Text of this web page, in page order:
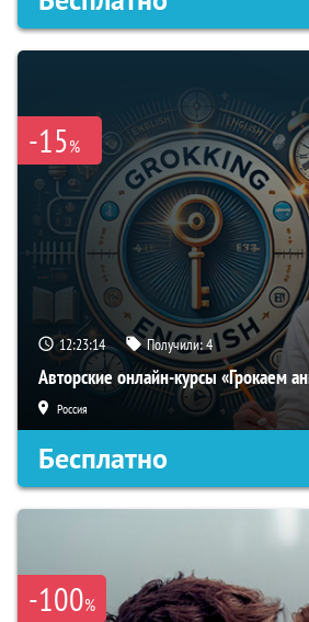
-15%
12:23:13 Получили:4
Авторские онлайн-курсы «Грокаем
Россия
Бесплатно
-100%